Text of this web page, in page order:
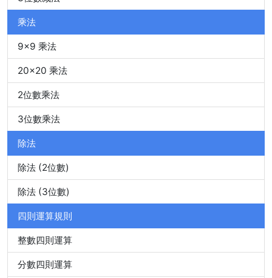
乘法
9x9 乘法
20x20 乘法
2位數乘法
3位數乘法
除法
除法 (2位數)
除法 (3位數)
四則運算規則
整數四則運算
分數四則運算